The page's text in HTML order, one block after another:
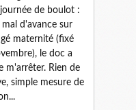
de boulot :
mal d'avance sur
maternité (fixé
le doc a
m'arrêter. Rien de
simple mesure de